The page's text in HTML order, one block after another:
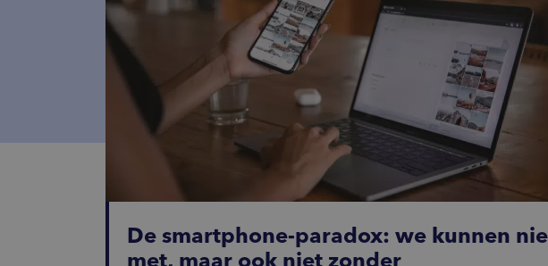
De smartphone-paradox: we kunnen
met, maar ook niet zonder